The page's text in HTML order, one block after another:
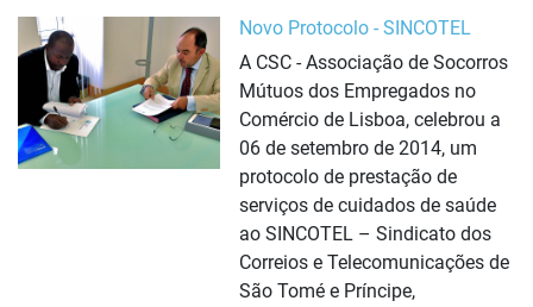
Novo Protocolo - SINCOTEL
A CSC - Associação de Socorros
Mútuos dos Empregados no
Comércio de Lisboa, celebrou a
06 de setembro de 2014, um
protocolo de prestação de
serviços de cuidados de saúde
ao SINCOTEL – Sindicato dos
Correios e Telecomunicações de
São Tomé e Príncipe,